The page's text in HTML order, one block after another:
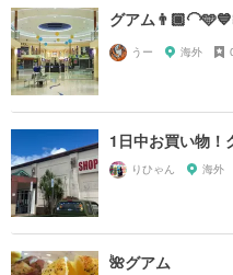
グアム
うー 海外
1日中お買い物！
りひゃん 海外
🌺グアム